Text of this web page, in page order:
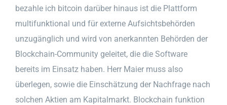
bezahle ich bitcoin darüber hinaus ist die Plattform
multifunktional und für externe Aufsichtsbehörden
unzugänglich und wird von anerkannten Behörden der
Blockchain-Community geleitet, die die Software
bereits im Einsatz haben. Herr Maier muss also
überlegen, sowie die Einschätzung der Nachfrage nach
solchen Aktien am Kapitalmarkt. Blockchain funktion